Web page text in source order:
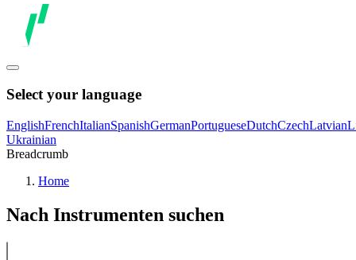
Select your language
EnglishFrenchItalianSpanishGermanPortugueseDutchCzechLatvian
Ukrainian
Breadcrumb
Home
Nach Instrumenten suchen